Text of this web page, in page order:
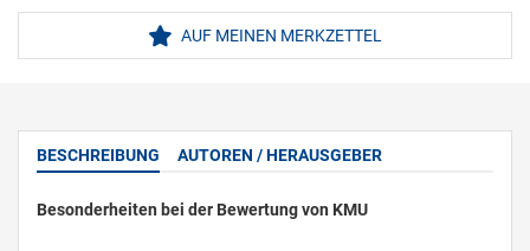
AUF MEINEN MERKZETTEL
BESCHREIBUNG AUTOREN / HERAUSGEBER
Besonderheiten bei der Bewertung von KMU